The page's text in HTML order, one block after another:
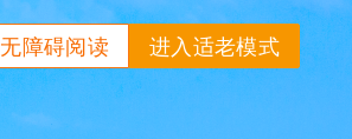
进入适老模式
无障碍阅读